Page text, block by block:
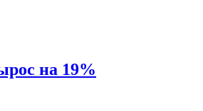
на 19%